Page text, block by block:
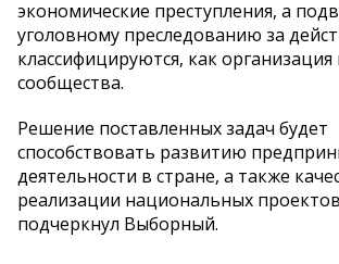
экономические преступления, а
уголовному преследованию за
классифицируются, как организация
сообщества.
Решение поставленных задач будет
способствовать развитию
деятельности в стране, а также
реализации национальных
подчеркнул Выборный.